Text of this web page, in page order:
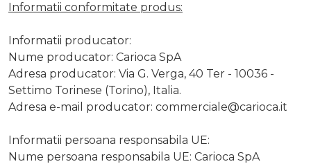
Informatii conformitate produs:
Informatii producator:
Nume producator: Carioca SpA
Adresa producator: Via G. Verga, 40 Ter - 10036 -
Settimo Torinese (Torino), Italia.
Adresa e-mail producator: commerciale@carioca.it
Informatii persoana responsabila UE:
Nume persoana responsabila UE: Carioca SpA